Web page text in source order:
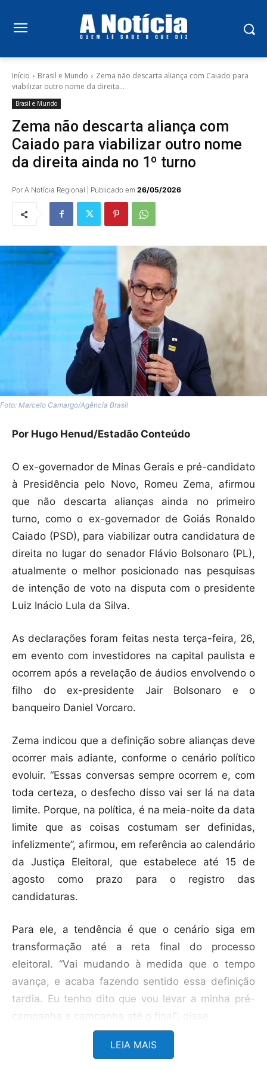
Início Brasil e Mundo
Zema não descarta aliança com Caiado para
viabilizar outro nome da direita...
Brasil e Mundo
Zema não descarta aliança com
Caiado para viabilizar outro nome
da direita ainda no 1º turno
Por A Notícia Regional | Publicado em 26/05/2026
Foto: Marcelo Camargo/Agência Brasil
Por Hugo Henud/Estadão Conteúdo
O ex-governador de Minas Gerais e pré-candidato
à Presidência pelo Novo, Romeu Zema, afirmou
que não descarta alianças ainda no primeiro
turno, como o ex-governador de Goiás Ronaldo
Caiado (PSD), para viabilizar outra candidatura de
direita no lugar do senador Flávio Bolsonaro (PL),
atualmente o melhor posicionado nas pesquisas
de intenção de voto na disputa com o presidente
Luiz Inácio Lula da Silva.
As declarações foram feitas nesta terça-feira, 26,
em evento com investidores na capital paulista e
ocorrem após a revelação de áudios envolvendo o
filho do ex-presidente Jair Bolsonaro e o
banqueiro Daniel Vorcaro.
Zema indicou que a definição sobre alianças deve
ocorrer mais adiante, conforme o cenário político
evoluir. “Essas conversas sempre ocorrem e, com
toda certeza, o desfecho disso vai ser lá na data
limite. Porque, na política, é na meia-noite da data
limite que as coisas costumam ser definidas,
infelizmente”, afirmou, em referência ao calendário
da Justiça Eleitoral, que estabelece até 15 de
agosto como prazo para o registro das
candidaturas.
Para ele, a tendência é que o cenário siga em
transformação até a reta final do processo
eleitoral. “Vai mudando à medida que o tempo
avança, e acaba fazendo sentido essa definição
tardia. Eu tenho dito que vou levar a minha pré-
campanha e campanha até o final”, disse.
Apesar disso, o ex-governador destacou a boa
LEIA MAIS